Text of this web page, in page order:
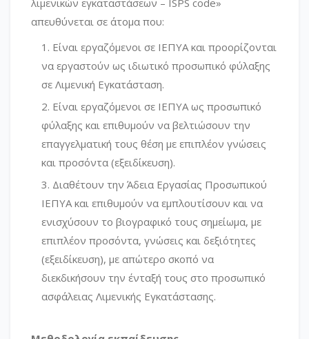
λιμενικών εγκαταστάσεων – ISPS code»
απευθύνεται σε άτομα που:
Είναι εργαζόμενοι σε ΙΕΠΥΑ και προορίζονται
να εργαστούν ως ιδιωτικό προσωπικό φύλαξης
σε Λιμενική Εγκατάσταση.
Είναι εργαζόμενοι σε ΙΕΠΥΑ ως προσωπικό
φύλαξης και επιθυμούν να βελτιώσουν την
επαγγελματική τους θέση με επιπλέον γνώσεις
και προσόντα (εξειδίκευση).
Διαθέτουν την Άδεια Εργασίας Προσωπικού
ΙΕΠΥΑ και επιθυμούν να εμπλουτίσουν και να
ενισχύσουν το βιογραφικό τους σημείωμα, με
επιπλέον προσόντα, γνώσεις και δεξιότητες
(εξειδίκευση), με απώτερο σκοπό να
διεκδικήσουν την ένταξή τους στο προσωπικό
ασφάλειας Λιμενικής Εγκατάστασης.